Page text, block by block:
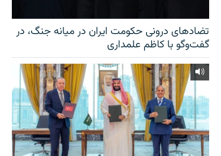
تضادهای درونی حکومت ایران در میانه جنگ، در
گفت‌‌وگو با کاظم علمداری